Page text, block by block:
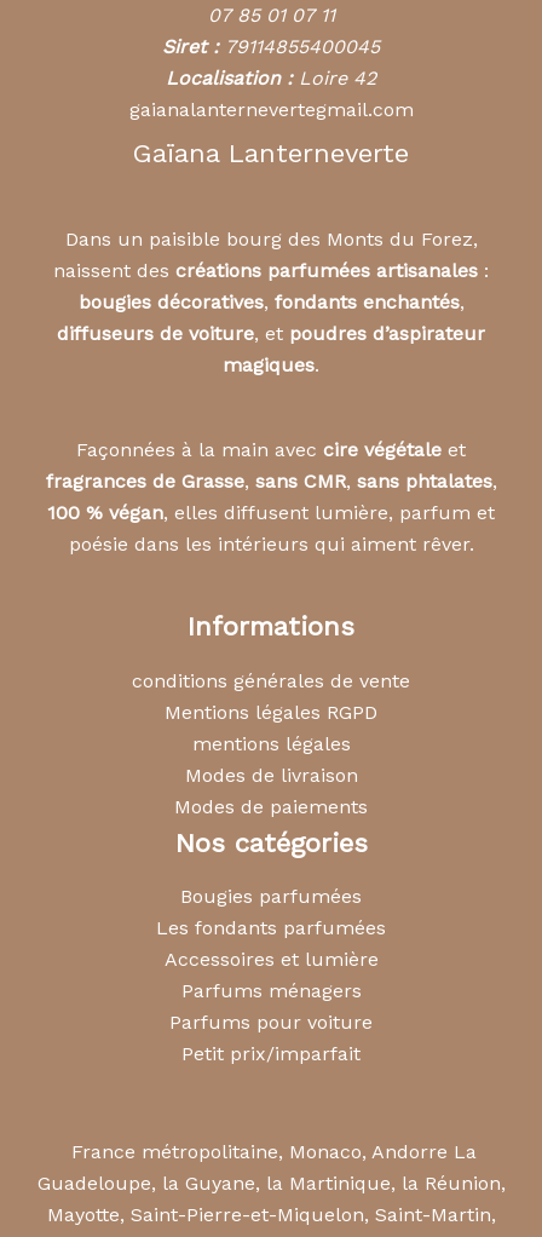
07 85 01 07 11
Siret : 79114855400045
Localisation :Loire 42
gaianalanternevertegmail.com
Gaïana Lanterneverte
Dans un paisible bourg des Monts du Forez,
naissent des créations parfumées artisanales :
bougies décoratives, fondants enchantés,
diffuseurs de voiture, et poudres d’aspirateur
magiques.
Façonnées à la main avec cire végétale et
fragrances de Grasse, sans CMR, sans phtalates,
100 % végan, elles diffusent lumière, parfum et
poésie dans les intérieurs qui aiment rêver.
Informations
conditions générales de vente
Mentions légales RGPD
mentions légales
Modes de livraison
Modes de paiements
Nos catégories
Bougies parfumées
Les fondants parfumées
Accessoires et lumière
Parfums ménagers
Parfums pour voiture
Petit prix/imparfait
France métropolitaine, Monaco, Andorre La
Guadeloupe, la Guyane, la Martinique, la Réunion,
Mayotte, Saint-Pierre-et-Miquelon, Saint-Martin,